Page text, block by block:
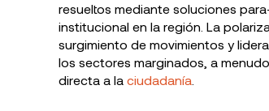
resueltos mediante soluciones
institucional en la región. La
surgimiento de movimientos y
los sectores marginados, a
directa a la ciudadanía